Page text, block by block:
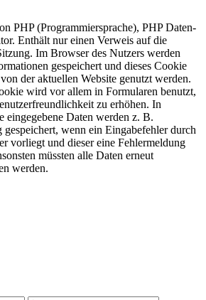
PHP (Programmiersprache), PHP Daten-
Enthält nur einen Verweis auf die
Im Browser des Nutzers werden
gespeichert und dieses Cookie
der aktuellen Website genutzt werden.
wird vor allem in Formularen benutzt,
zu erhöhen. In
eingegebene Daten werden z. B.
gespeichert, wenn ein Eingabefehler durch
vorliegt und dieser eine Fehlermeldung
müssten alle Daten erneut
werden.